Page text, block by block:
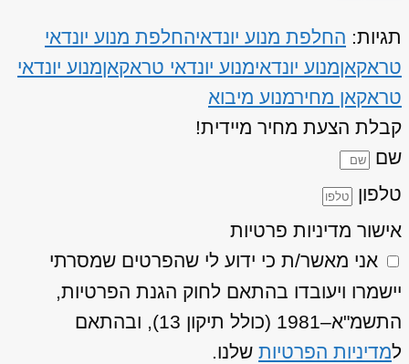
תגיות: החלפת מנוע יונדאיהחלפת מנוע יונדאי
טראקאןמנוע יונדאימנוע יונדאי טראקאןמנוע יונדאי
טראקאן מחירמנוע מיבוא
קבלת הצעת מחיר מיידית!
שם
טלפון
אישור מדיניות פרטיות
אני מאשר/ת כי ידוע לי שהפרטים שמסרתי
יישמרו ויעובדו בהתאם לחוק הגנת הפרטיות,
התשמ"א–1981 (כולל תיקון 13), ובהתאם
למדיניות הפרטיות שלנו.